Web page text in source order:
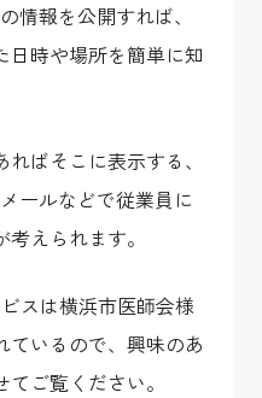
情報を公開すれば、
日時や場所を簡単に知
ばそこに表示する、
ールなどで従業員に
えられます。
スは横浜市医師会様
ているので、興味のあ
ご覧ください。